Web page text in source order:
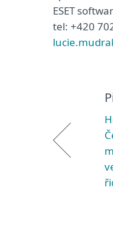
ESET
tel: +420